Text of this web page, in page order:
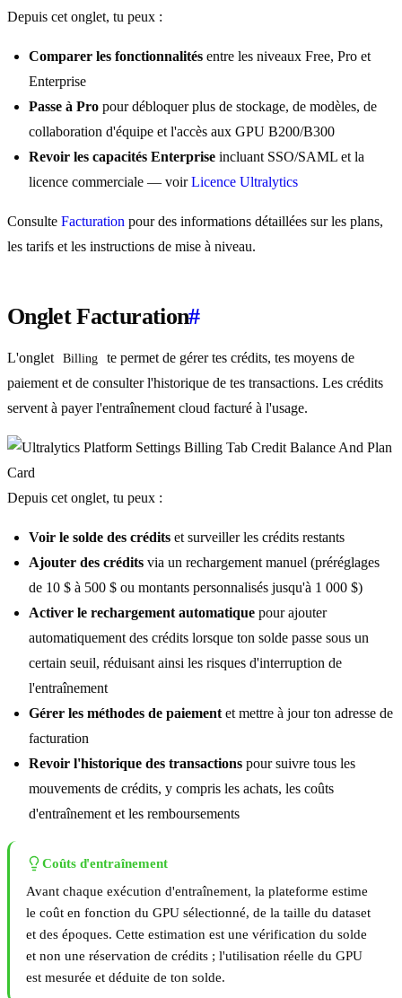
Depuis cet onglet, tu peux :
Comparer les fonctionnalités entre les niveaux Free, Pro et
Enterprise
Passe à Pro pour débloquer plus de stockage, de modèles, de
collaboration d'équipe et l'accès aux GPU B200/B300
Revoir les capacités Enterprise incluant SSO/SAML et la
licence commerciale — voirLicence Ultralytics
Consulte Facturation pour des informations détaillées sur les plans,
les tarifs et les instructions de mise à niveau.
Onglet Facturation#
L'onglet Billing
te permet de gérer tes crédits, tes moyens de
paiement et de consulter l'historique de tes transactions. Les crédits
servent à payer l'entraînement cloud facturé à l'usage.
Depuis cet onglet, tu peux :
Voir le solde des crédits et surveiller les crédits restants
Ajouter des crédits via un rechargement manuel (préréglages
de 10 $ à 500 $ ou montants personnalisés jusqu'à 1 000 $)
Activer le rechargement automatique pour ajouter
automatiquement des crédits lorsque ton solde passe sous un
certain seuil, réduisant ainsi les risques d'interruption de
l'entraînement
Gérer les méthodes de paiement et mettre à jour ton adresse de
facturation
Revoir l'historique des transactions pour suivre tous les
mouvements de crédits, y compris les achats, les coûts
d'entraînement et les remboursements
Coûts d'entraînement
Avant chaque exécution d'entraînement, la plateforme estime
le coût en fonction du GPU sélectionné, de la taille du dataset
et des époques. Cette estimation est une vérification du solde
et non une réservation de crédits ; l'utilisation réelle du GPU
est mesurée et déduite de ton solde.